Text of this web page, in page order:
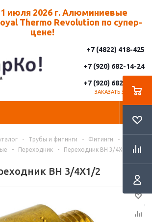
июля 2026 г. Алюминиевые
Thermo Revolution по супер-
цене!
+7 (4822) 418-425
+7 (920) 682-14-24
+7 (920) 682-14-25
ЗАКАЗАТЬ ЗВОНОК
- Трубы и фитинги - Фитинги
-
- Переходник - Переходник ВН 3/4X1/2
ВН 3/4X1/2